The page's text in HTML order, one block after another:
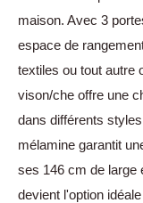
maison. Avec 3
espace de
textiles ou tout autre
vison/che offre une
dans différents
mélamine garantit
ses 146 cm de large
devient l'option